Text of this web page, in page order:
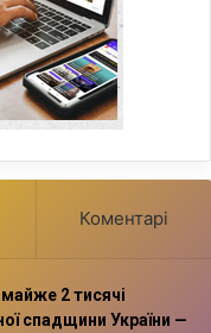
Коментарі
2 тисячі
спадщини України —